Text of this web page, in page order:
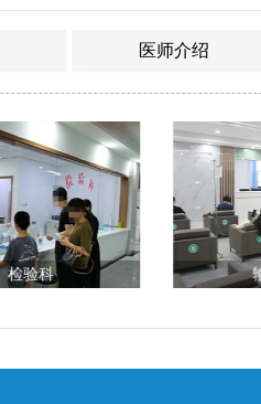
医师介绍
检验科